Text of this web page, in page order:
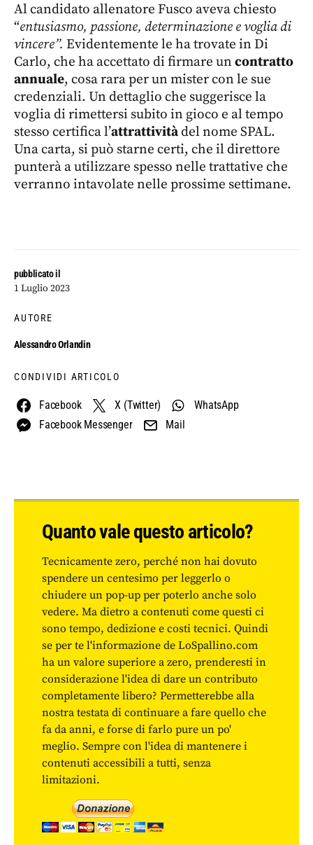
pubblicato il
1 Luglio 2023
AUTORE
Alessandro Orlandin
CONDIVIDI ARTICOLO
Facebook X (Twitter)
WhatsApp
Facebook Messenger
Mail
Al candidato allenatore Fusco aveva chiesto
“entusiasmo, passione, determinazione e voglia di
vincere”. Evidentemente le ha trovate in Di
Carlo, che ha accettato di firmare un contratto
annuale, cosa rara per un mister con le sue
credenziali. Un dettaglio che suggerisce la
voglia di rimettersi subito in gioco e al tempo
stesso certifica l’attrattivitàdel nome SPAL.
Una carta, si può starne certi, che il direttore
punterà a utilizzare spesso nelle trattative che
verranno intavolate nelle prossime settimane.
Quanto vale questo articolo?
Tecnicamente zero, perché non hai dovuto
spendere un centesimo per leggerlo o
chiudere un pop-up per poterlo anche solo
vedere. Ma dietro a contenuti come questi ci
sono tempo, dedizione e costi tecnici. Quindi
se per te l'informazione de LoSpallino.com
ha un valore superiore a zero, prenderesti in
considerazione l'idea di dare un contributo
completamente libero? Permetterebbe alla
nostra testata di continuare a fare quello che
fa da anni, e forse di farlo pure un po'
meglio. Sempre con l'idea di mantenere i
contenuti accessibili a tutti, senza
limitazioni.